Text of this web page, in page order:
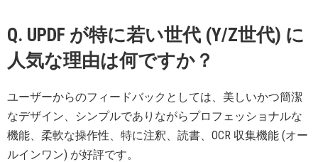
Q. UPDF が特に若い世代 (Y/Z世代) に
人気な理由は何ですか？
ユーザーからのフィードバックとしては、美しいかつ簡潔
なデザイン、シンプルでありながらプロフェッショナルな
機能、柔軟な操作性、特に注釈、読書、OCR 収集機能 (オー
ルインワン) が好評です。